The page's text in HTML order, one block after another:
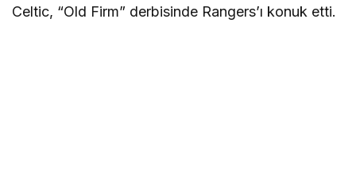
Celtic, “Old Firm” derbisinde Rangers’ı konuk etti.